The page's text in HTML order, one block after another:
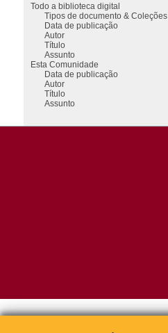
Todo a biblioteca digital
Tipos de documento & Coleções
Data de publicação
Autor
Título
Assunto
Esta Comunidade
Data de publicação
Autor
Título
Assunto